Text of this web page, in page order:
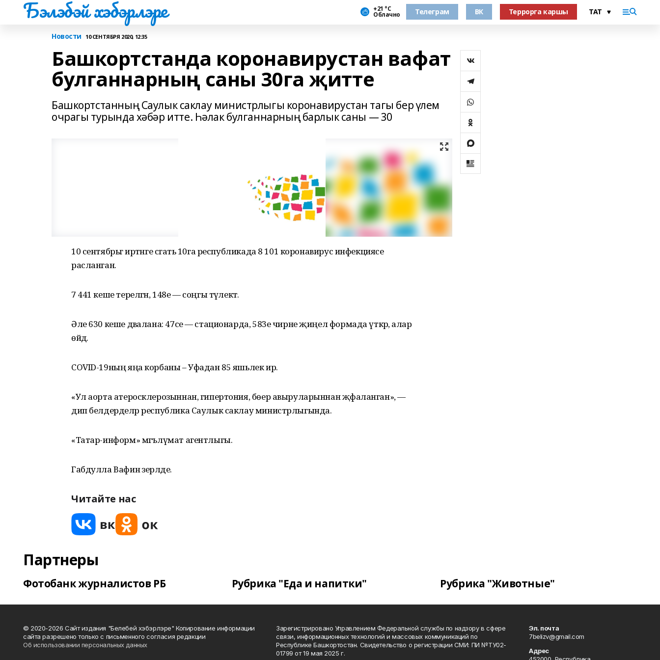
Бэлэбэй хэбэрлэре +21 °С
Облачно Телеграм ВК Террорга каршы
Новости 10 СЕНТЯБРЯ 2020, 12:35
Башкортстанда коронавирустан вафат
булганнарның саны 30га җитте
Башкортстанның Саулык саклау министрлыгы коронавирустан тагы бер үлем
очрагы турында хәбәр итте. Һәлак булганнарның барлык саны — 30
10 сентябрьгә иртәнге сәгать 10га республикада 8 101 коронавирус инфекциясе
расланган.
7 441 кеше терелгән, 148е — соңгы тәүлектә.
Әле 630 кеше дәвалана: 47се — стационарда, 583е чирне җиңел формада үткәрә, алар
өйдә.
COVID-19ның яңа корбаны – Уфадан 85 яшьлек ир.
«Ул аорта атеросклерозыннан, гипертония, бөер авыруларыннан җәфаланган», —
дип белдерделәр республика Саулык саклау министрлыгында.
«Татар-информ» мәгълүмат агентлыгы.
Габдулла Вафин әзерләде.
Читайте нас
Партнеры
Фотобанк журналистов РБ Рубрика "Еда и напитки" Рубрика "Животные"
© 2020-2026 Сайт издания "Белебей хэбэрлэре" Копирование информации
сайта разрешено только с письменного согласия редакции
Об использовании персональных данных
Зарегистрировано Управлением Федеральной службы по надзору в сфере
связи, информационных технологий и массовых коммуникаций по
Республике Башкортостан. Свидетельство о регистрации СМИ: ПИ №ТУ02-
01799 от 19 мая 2025 г.
Эл. почта
7belizv@gmail.com
Адрес